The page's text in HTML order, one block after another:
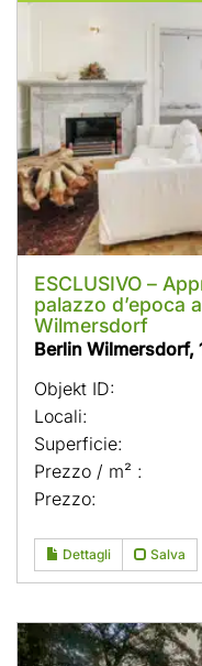
ESCLUSIVO –
palazzo d’epoca
Wilmersdorf
Berlin Wilmersdorf,
Objekt ID:
Locali:
Superficie:
Prezzo / m² :
Prezzo:
Dettagli Salva